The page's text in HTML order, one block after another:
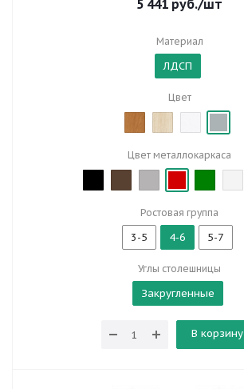
5 441 руб./шт
Материал
ЛДСП
Цвет
Цвет металлокаркаса
Ростовая группа
3-5 4-6 5-7
Углы столешницы
Закругленные
В корзину